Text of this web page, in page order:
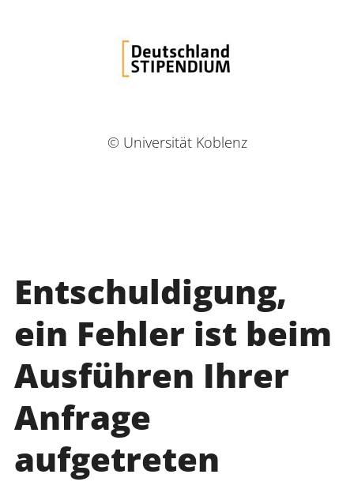
© Universität Koblenz
Entschuldigung,
ein Fehler ist beim
Ausführen Ihrer
Anfrage
aufgetreten